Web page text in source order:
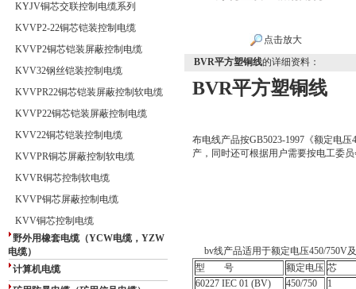
KYJV铜芯交联控制电缆系列
KVVP2-22铜芯铠装控制电缆
KVVP2铜芯铠装屏蔽控制电缆
KVV32钢丝铠装控制电缆
KVVPR22铜芯铠装屏蔽控制软电缆
KVVP22铜芯铠装屏蔽控制电缆
KVV22铜芯铠装控制电缆
KVVPR铜芯屏蔽控制软电缆
KVVR铜芯控制软电缆
KVVP铜芯屏蔽控制电缆
KVV铜芯控制电缆
野外用橡套电缆（YCW电缆，YZW
电缆）
计算机电缆
点击放大
BVR平方塑铜线的详细资料：
BVR平方塑铜线
布电线产品按GB5023-1997《额定电
产，同时还可根据用户需要按电工委
bv线产品适用于额定电压450/750V
型 号
额定电压 芯
60227 IEC 01 (BV)
450/750
1